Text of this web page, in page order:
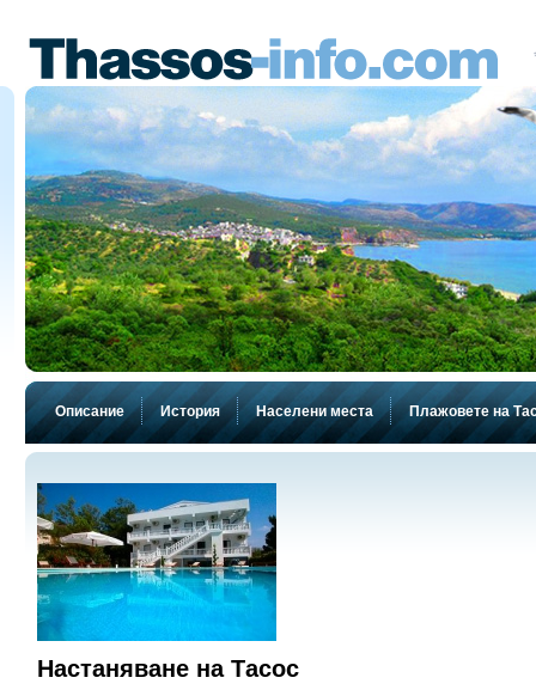
Описание История Населени места Плажовете на
Настаняване на Тасос